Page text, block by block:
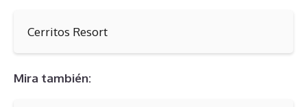
Cerritos Resort
Mira también: